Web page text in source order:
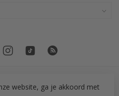
website, ga je akkoord met